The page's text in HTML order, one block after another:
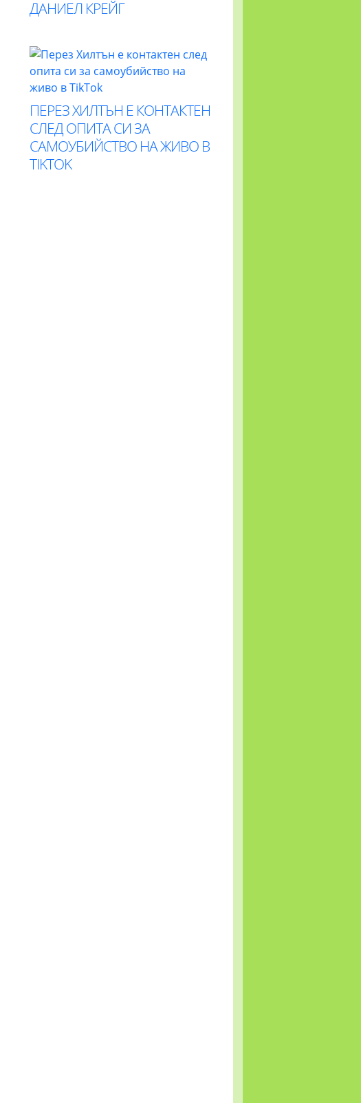
ДАНИЕЛ КРЕЙГ
ПЕРЕЗ ХИЛТЪН Е КОНТАКТЕН
СЛЕД ОПИТА СИ ЗА
САМОУБИЙСТВО НА ЖИВО В
TIKTOK